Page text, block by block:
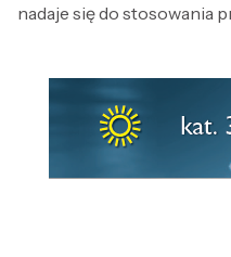
nadaje się do stosowania